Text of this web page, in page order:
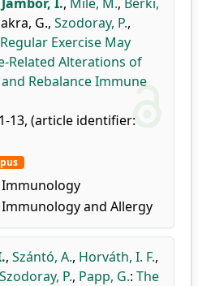
G., Szodoray, P.,
Regular Exercise May
Related Alterations of
Rebalance Immune
13, (article identifier:
Immunology
Immunology and Allergy
, Szántó, A., Horváth, I. F.,
Szodoray, P., Papp, G.: The